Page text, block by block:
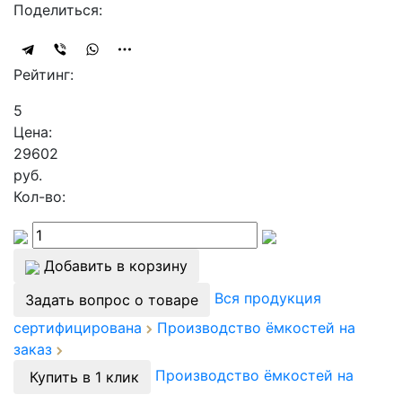
Поделиться:
Рейтинг:
5
Цена:
29602
руб.
Кол-во:
Добавить в корзину
Задать вопрос о товаре
Вся продукция
сертифицирована
Производство ёмкостей на
заказ
Купить в 1 клик
Производство ёмкостей на